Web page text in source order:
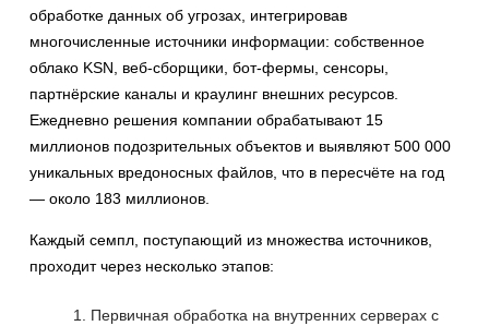
обработке данных об угрозах, интегрировав
многочисленные источники информации: собственное
облако KSN, веб-сборщики, бот-фермы, сенсоры,
партнёрские каналы и краулинг внешних ресурсов.
Ежедневно решения компании обрабатывают 15
миллионов подозрительных объектов и выявляют 500 000
уникальных вредоносных файлов, что в пересчёте на год
— около 183 миллионов.
Каждый семпл, поступающий из множества источников,
проходит через несколько этапов:
Первичная обработка на внутренних серверах с